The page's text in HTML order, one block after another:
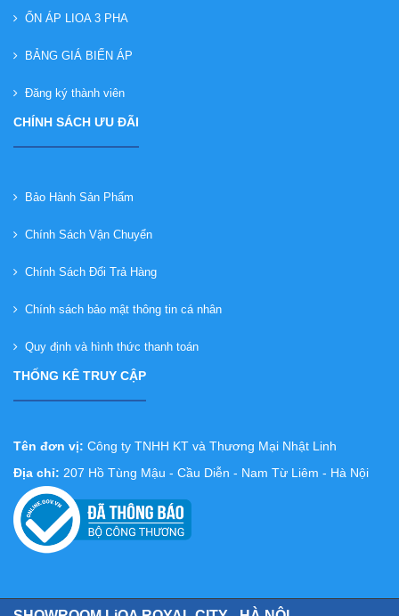
ỔN ÁP LIOA 3 PHA
BẢNG GIÁ BIẾN ÁP
Đăng ký thành viên
CHÍNH SÁCH ƯU ĐÃI
Bảo Hành Sản Phẩm
Chính Sách Vận Chuyển
Chính Sách Đổi Trả Hàng
Chính sách bảo mật thông tin cá nhân
Quy định và hình thức thanh toán
THỐNG KÊ TRUY CẬP
Tên đơn vị: Công ty TNHH KT và Thương Mại Nhật Linh
Địa chỉ: 207 Hồ Tùng Mậu - Cầu Diễn - Nam Từ Liêm - Hà Nội